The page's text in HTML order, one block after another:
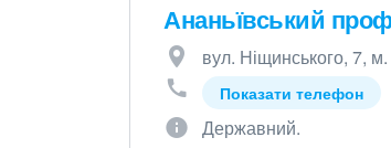
Ананьївський
вул. Ніщинського, 7,
Показати телефон
Державний.